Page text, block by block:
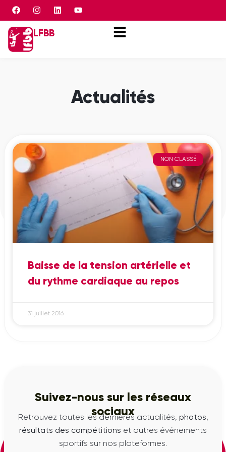
Panneau de gestion des cookies
LFBB
Actualités
NON CLASSÉ
Baisse de la tension artérielle et
du rythme cardiaque au repos
31 juillet 2016
Suivez-nous sur les réseaux
sociaux
Retrouvez toutes les dernières actualités, photos,
résultats des compétitions et autres événements
sportifs sur nos plateformes.